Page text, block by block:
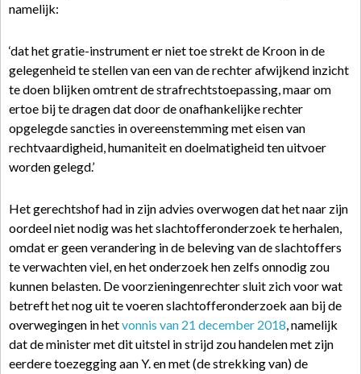
namelijk:
‘dat het gratie-instrument er niet toe strekt de Kroon in de
gelegenheid te stellen van een van de rechter afwijkend inzicht
te doen blijken omtrent de strafrechtstoepassing, maar om
ertoe bij te dragen dat door de onafhankelijke rechter
opgelegde sancties in overeenstemming met eisen van
rechtvaardigheid, humaniteit en doelmatigheid ten uitvoer
worden gelegd.’
Het gerechtshof had in zijn advies overwogen dat het naar zijn
oordeel niet nodig was het slachtofferonderzoek te herhalen,
omdat er geen verandering in de beleving van de slachtoffers
te verwachten viel, en het onderzoek hen zelfs onnodig zou
kunnen belasten. De voorzieningenrechter sluit zich voor wat
betreft het nog uit te voeren slachtofferonderzoek aan bij de
overwegingen in hetvonnis van 21 december 2018, namelijk
dat de minister met dit uitstel in strijd zou handelen met zijn
eerdere toezegging aan Y. en met (de strekking van) de